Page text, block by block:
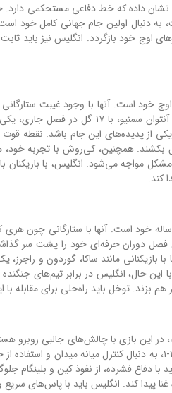
نشان داده که خط دفاعی مستحکمی دارد.
دنبال اولین جام جهانی کامل خود
اوج خود بازگردد. انگلیس نیز باید
خود است. آنها با وجود غیبت
جنگندگی و سرعت بازیکنانش، به دنبال
از پدیده‌های این جام باشد. نقطه
بکشند. همچنین، کی‌روش با تجربه
مشکل مواجه می‌شود. انگلیس، با
کند.
انگلیس، با هدایت توماس توخل، به دنبال شکستن طلسم ۶۰ ساله خود
در فصل گذشته، بهترین فصل دوران حرفه‌ای خود
بازیکنانی مانند ساکا، گوردون و
حال، انگلیس در برابر تیم‌های
بزند. توخل باید راه‌حلی برای مقابله
فضاها و استفاده از ضدحملات است. توخل اما با سیستم ۴-۲-۳-۱، به
دفاع فشرده، از نفوذ کین و بلینگام
پیدا کند. انگلیس باید با پاس‌های سریع